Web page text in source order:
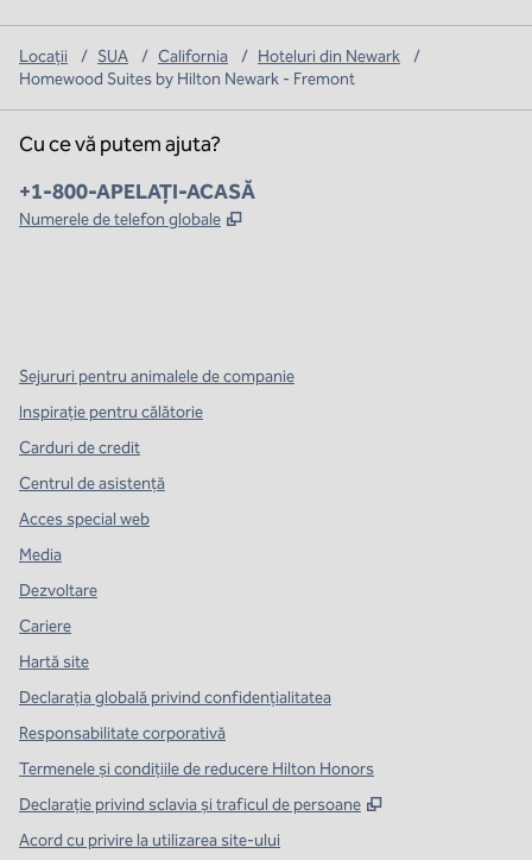
Locații / SUA / California / Hoteluri din Newark
/
Homewood Suites by Hilton Newark - Fremont
Cu ce vă putem ajuta?
Telefon:
+1-800-APELAȚI-ACASĂ
Numerele de telefon globale ,
Sejururi pentru animalele de companie
Inspirație pentru călătorie
Carduri de credit
Centrul de asistență
Acces special web
Media
Dezvoltare
Cariere
Hartă site
Declarația globală privind confidenţialitatea
Responsabilitate corporativă
Termenele și condițiile de reducere Hilton Honors
Declarație privind sclavia și traficul de persoane
,
Acord cu privire la utilizarea site-ului